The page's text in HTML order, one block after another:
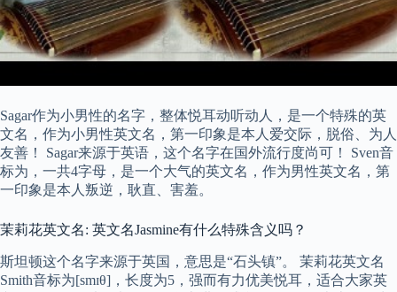
Sagar作为小男性的名字，整体悦耳动听动人，是一个特殊的英
文名，作为小男性英文名，第一印象是本人爱交际，脱俗、为人
友善！ Sagar来源于英语，这个名字在国外流行度尚可！ Sven音
标为，一共4字母，是一个大气的英文名，作为男性英文名，第
一印象是本人叛逆，耿直、害羞。
茉莉花英文名: 英文名Jasmine有什么特殊含义吗？
斯坦顿这个名字来源于英国，意思是“石头镇”。 茉莉花英文名
Smith音标为[smɪθ]，长度为5，强而有力优美悦耳，适合大家英